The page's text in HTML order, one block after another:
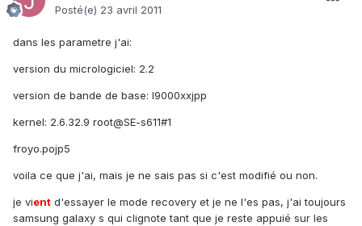
Posté(e) 23 avril 2011
dans les parametre j'ai:
version du micrologiciel: 2.2
version de bande de base: I9000xxjpp
kernel: 2.6.32.9 root@SE-s611#1
froyo.pojp5
voila ce que j'ai, mais je ne sais pas si c'est modifié ou non.
je vient d'essayer le mode recovery et je ne l'es pas, j'ai toujours
samsung galaxy s qui clignote tant que je reste appuié sur les